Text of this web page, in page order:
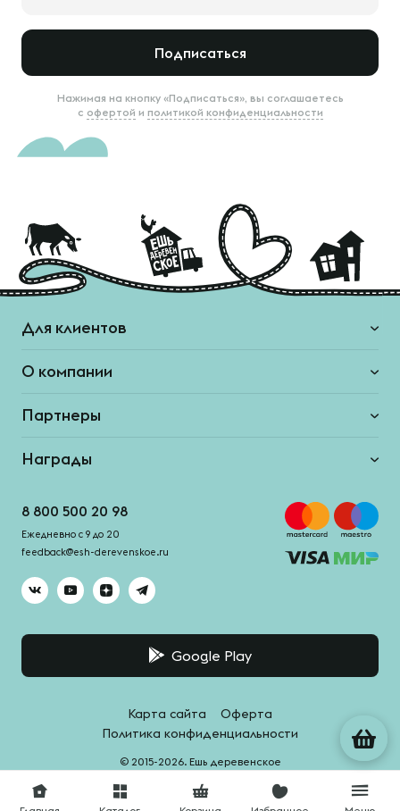
Подписаться
Нажимая на кнопку «Подписаться», вы соглашаетесь
с офертой и политикой конфиденциальности
Для клиентов
О компании
Партнеры
Награды
8 800 500 20 98
Ежедневно с 9 до 20
feedback@esh-derevenskoe.ru
Google Play
© 2015-2026. Ешь деревенское
Карта сайта
Оферта
Политика конфиденциальности
Система качества - HACCPro